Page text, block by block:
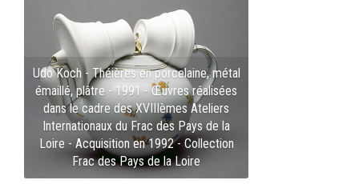
Udo Koch - Théières en porcelaine, métal
émaillé, plâtre - 1991 - Œuvres réalisées
dans le cadre des XVIIIèmes Ateliers
Internationaux du Frac des Pays de la
Loire - Acquisition en 1992 - Collection
Frac des Pays de la Loire